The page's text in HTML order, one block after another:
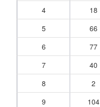
4
18
5
66
6
77
7
40
8
2
9
104